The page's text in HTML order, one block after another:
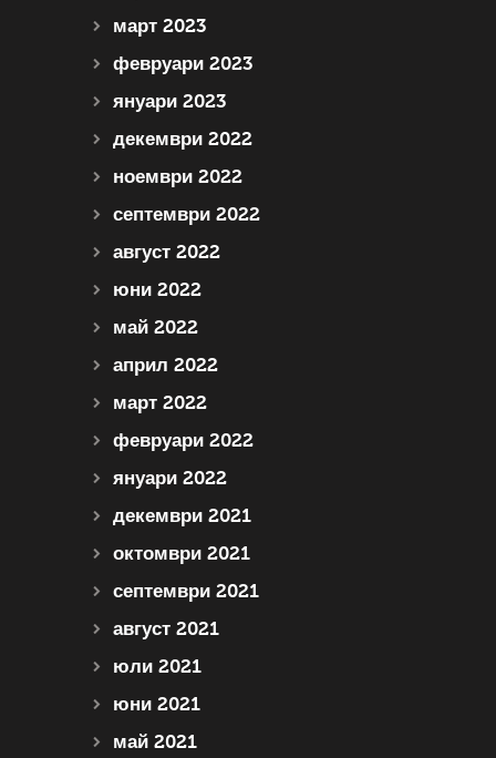
март 2023
февруари 2023
януари 2023
декември 2022
ноември 2022
септември 2022
август 2022
юни 2022
май 2022
април 2022
март 2022
февруари 2022
януари 2022
декември 2021
октомври 2021
септември 2021
август 2021
юли 2021
юни 2021
май 2021